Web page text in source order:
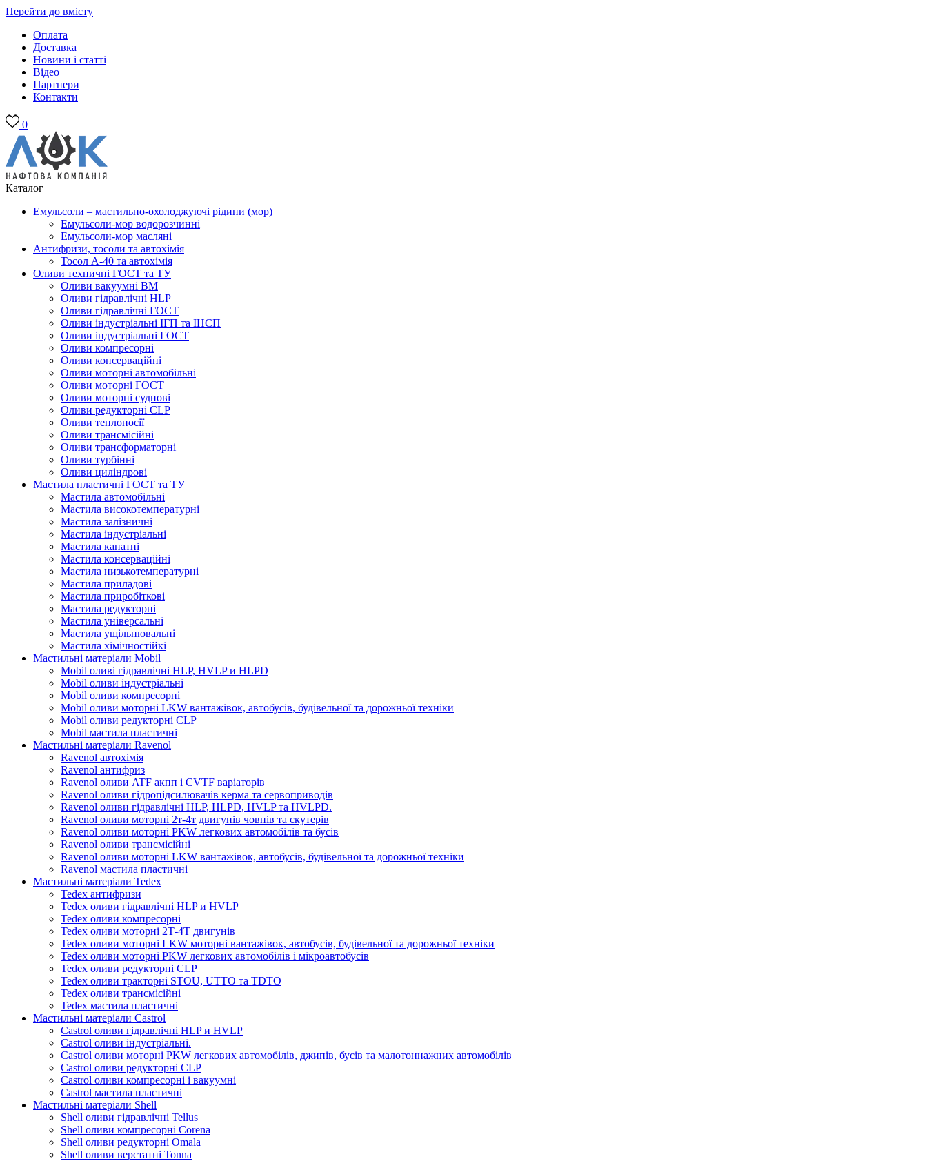
Перейти до вмісту
Оплата
Доставка
Новини і статті
Відео
Партнери
Контакти
0
Каталог
Емульсоли – мастильно-охолоджуючі рідини (мор)
Емульсоли-мор водорозчинні
Емульсоли-мор масляні
Антифризи, тосоли та автохімія
Тосол А-40 та автохімія
Оливи техничні ГОСТ та ТУ
Оливи вакуумні ВМ
Оливи гідравлічні HLP
Оливи гідравлічні ГОСТ
Оливи індустріальні ІГП та ІНСП
Оливи індустріальні ГОСТ
Оливи компресорні
Оливи консерваційні
Оливи моторні автомобільні
Оливи моторні ГОСТ
Оливи моторні суднові
Оливи редукторні CLP
Оливи теплоносії
Оливи трансмісійні
Оливи трансформаторні
Оливи турбінні
Оливи циліндрові
Мастила пластичні ГОСТ та ТУ
Мастила автомобільні
Мастила високотемпературні
Мастила залізничні
Мастила індустріальні
Мастила канатні
Мастила консерваційні
Мастила низькотемпературні
Мастила приладові
Мастила приробіткові
Мастила редукторні
Мастила універсальні
Мастила ущільнювальні
Мастила хімічностійкі
Мастильні матеріали Mobil
Mobil оливі гідравлічні HLP, HVLP и HLPD
Mobil оливи індустріальні
Mobil оливи компресорні
Mobil оливи моторні LKW вантажівок, автобусів, будівельної та дорожньої техніки
Mobil оливи редукторні CLP
Mobil мастила пластичні
Мастильні матеріали Ravenol
Ravenol автохімія
Ravenol антифриз
Ravenol оливи ATF акпп і CVTF варіаторів
Ravenol оливи гідропідсилювачів керма та сервоприводів
Ravenol оливи гідравлічні HLP, HLPD, HVLP та HVLPD.
Ravenol оливи моторні 2т-4т двигунів човнів та скутерів
Ravenol оливи моторні PKW легкових автомобілів та бусів
Ravenol оливи трансмісійні
Ravenol оливи моторні LKW вантажівок, автобусів, будівельної та дорожньої техніки
Ravenol мастила пластичні
Мастильні матеріали Tedex
Tedex антифризи
Tedex оливи гідравлічні HLP и HVLP
Tedex оливи компресорні
Tedex оливи моторні 2Т-4Т двигунів
Tedex оливи моторні LKW моторні вантажівок, автобусів, будівельної та дорожньої техніки
Tedex оливи моторні PKW легкових автомобілів і мікроавтобусів
Tedex оливи редукторні CLP
Tedex оливи тракторні STOU, UTTO та TDTO
Tedex оливи трансмісійні
Tedex мастила пластичні
Мастильні матеріали Castrol
Castrol оливи гідравлічні HLP и HVLP
Castrol оливи індустріальні.
Castrol оливи моторні PKW легкових автомобілів, джипів, бусів та малотоннажних автомобілів
Castrol оливи редукторні CLP
Castrol оливи компресорні і вакуумні
Castrol мастила пластичні
Мастильні матеріали Shell
Shell оливи гідравлічні Tellus
Shell оливи компресорні Corena
Shell оливи редукторні Omala
Shell оливи верстатні Tonna